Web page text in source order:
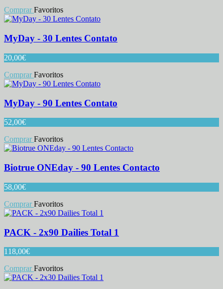
Comprar Favoritos
MyDay - 30 Lentes Contato
20,00€
Comprar Favoritos
MyDay - 90 Lentes Contato
52,00€
Comprar Favoritos
Biotrue ONEday - 90 Lentes Contacto
58,00€
Comprar Favoritos
PACK - 2x90 Dailies Total 1
118,00€
Comprar Favoritos